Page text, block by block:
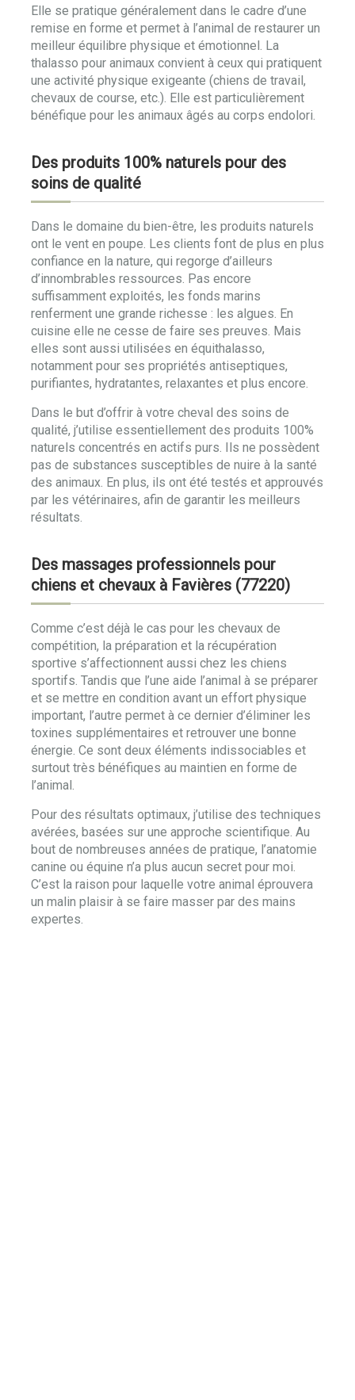
Elle se pratique généralement dans le cadre d’une
remise en forme et permet à l’animal de restaurer un
meilleur équilibre physique et émotionnel. La
thalasso pour animaux convient à ceux qui pratiquent
une activité physique exigeante (chiens de travail,
chevaux de course, etc.). Elle est particulièrement
bénéfique pour les animaux âgés au corps endolori.
Des produits 100% naturels pour des
soins de qualité
Dans le domaine du bien-être, les produits naturels
ont le vent en poupe. Les clients font de plus en plus
confiance en la nature, qui regorge d’ailleurs
d’innombrables ressources. Pas encore
suffisamment exploités, les fonds marins
renferment une grande richesse : les algues. En
cuisine elle ne cesse de faire ses preuves. Mais
elles sont aussi utilisées en équithalasso,
notamment pour ses propriétés antiseptiques,
purifiantes, hydratantes, relaxantes et plus encore.
Dans le but d’offrir à votre cheval des soins de
qualité, j’utilise essentiellement des produits 100%
naturels concentrés en actifs purs. Ils ne possèdent
pas de substances susceptibles de nuire à la santé
des animaux. En plus, ils ont été testés et approuvés
par les vétérinaires, afin de garantir les meilleurs
résultats.
Des massages professionnels pour
chiens et chevaux à Favières (77220)
Comme c’est déjà le cas pour les chevaux de
compétition, la préparation et la récupération
sportive s’affectionnent aussi chez les chiens
sportifs. Tandis que l’une aide l’animal à se préparer
et se mettre en condition avant un effort physique
important, l’autre permet à ce dernier d’éliminer les
toxines supplémentaires et retrouver une bonne
énergie. Ce sont deux éléments indissociables et
surtout très bénéfiques au maintien en forme de
l’animal.
Pour des résultats optimaux, j’utilise des techniques
avérées, basées sur une approche scientifique. Au
bout de nombreuses années de pratique, l’anatomie
canine ou équine n’a plus aucun secret pour moi.
C’est la raison pour laquelle votre animal éprouvera
un malin plaisir à se faire masser par des mains
expertes.